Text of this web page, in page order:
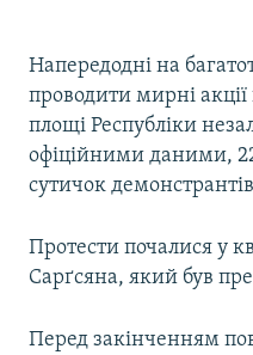
Напередодні на
проводити мирні
площі Республіки
офіційними даними,
сутичок
Протести почалися у
Сарґсяна, який був
Перед закінченням